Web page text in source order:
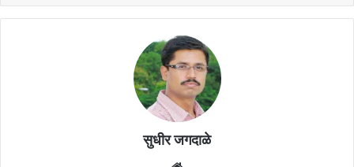
सुधीर जगदाळे